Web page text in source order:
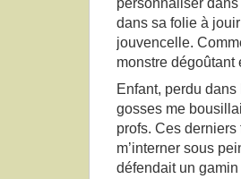
dans sa folie à
jouvencelle.
monstre dégoûtant
Enfant, perdu
gosses me
profs. Ces
m’interner sous
défendait un